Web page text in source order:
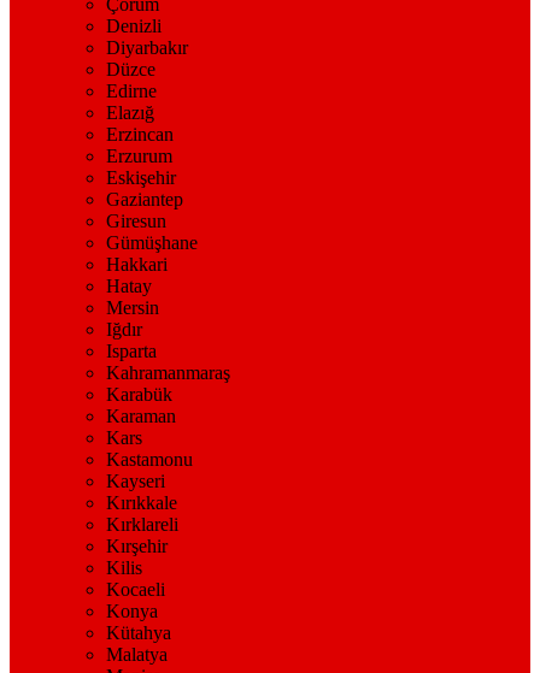
Çorum
Denizli
Diyarbakır
Düzce
Edirne
Elazığ
Erzincan
Erzurum
Eskişehir
Gaziantep
Giresun
Gümüşhane
Hakkari
Hatay
Mersin
Iğdır
Isparta
Kahramanmaraş
Karabük
Karaman
Kars
Kastamonu
Kayseri
Kırıkkale
Kırklareli
Kırşehir
Kilis
Kocaeli
Konya
Kütahya
Malatya